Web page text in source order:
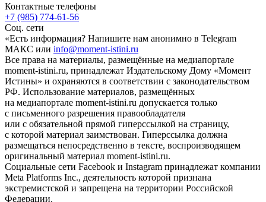
Контактные телефоны
+7 (985) 774-61-56
Соц. сети
«Есть информация? Напишите нам анонимно в Telegram
МАКС или info@moment-istini.ru
Все права на материалы, размещённые на медиапортале
moment-istini.ru, принадлежат Издательскому Дому «Момент
Истины» и охраняются в соответствии с законодательством
РФ. Использование материалов, размещённых
на медиапортале moment-istini.ru допускается только
с письменного разрешения правообладателя
или с обязательной прямой гиперссылкой на страницу,
с которой материал заимствован. Гиперссылка должна
размещаться непосредственно в тексте, воспроизводящем
оригинальный материал moment-istini.ru.
Социальные сети Facebook и Instagram принадлежат компании
Meta Platforms Inc., деятельность которой признана
экстремистской и запрещена на территории Российской
Федерации.